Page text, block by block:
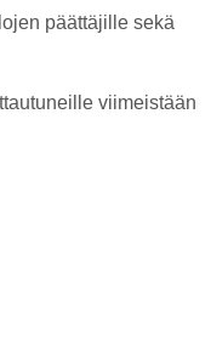
päättäjille sekä
viimeistään